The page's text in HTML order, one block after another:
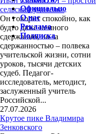
сельский учитель»
Он говорит спокойно, как
будто даже немного
сдержанно, но за
сдержанностью – полвека
учительской жизни, сотни
уроков, тысячи детских
судеб. Педагог-
исследователь, методист,
заслуженный учитель
Российской...
27.07.2026
Крутое пике Владимира
Зенковского
Официально
О нас
Реклама
Подписка